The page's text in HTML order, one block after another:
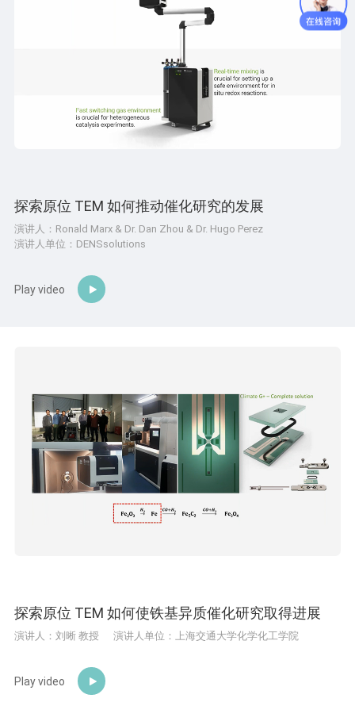
探索原位 TEM 如何推动催化研究的发展
演讲人：Ronald Marx & Dr. Dan Zhou & Dr. Hugo Perez
演讲人单位：DENSsolutions
Play video
探索原位 TEM 如何使铁基异质催化研究取得进展
演讲人：刘晰 教授 演讲人单位：上海交通大学化学化工学院
Play video